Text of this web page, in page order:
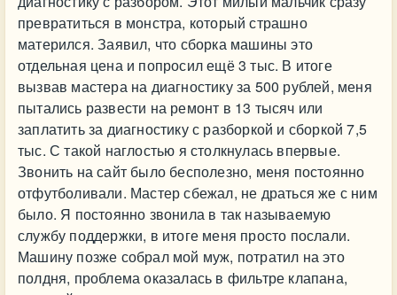
превратиться в монстра, который страшно
матерился. Заявил, что сборка машины это
отдельная цена и попросил ещё 3 тыс. В итоге
вызвав мастера на диагностику за 500 рублей, меня
пытались развести на ремонт в 13 тысяч или
заплатить за диагностику с разборкой и сборкой 7,5
тыс. С такой наглостью я столкнулась впервые.
Звонить на сайт было бесполезно, меня постоянно
отфутболивали. Мастер сбежал, не драться же с ним
было. Я постоянно звонила в так называемую
службу поддержки, в итоге меня просто послали.
Машину позже собрал мой муж, потратил на это
полдня, проблема оказалась в фильтре клапана,